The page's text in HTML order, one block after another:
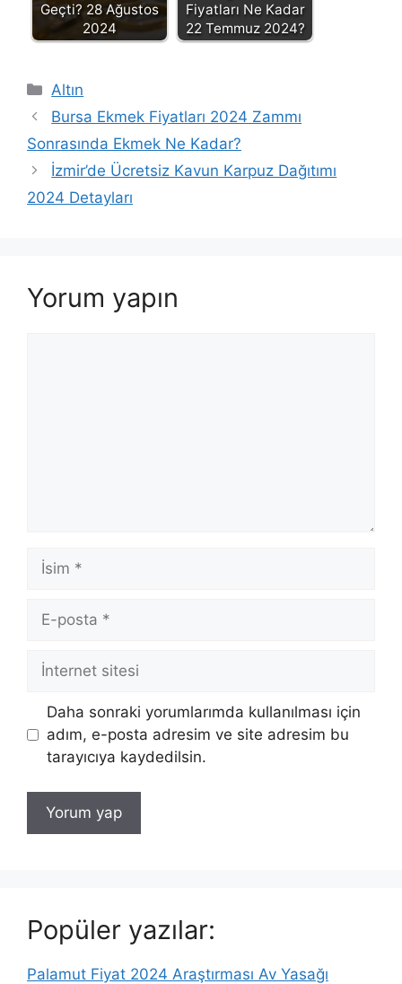
Geçti? 28 Ağustos
2024
Fiyatları Ne Kadar
22 Temmuz 2024?
Kategoriler
Altın
Bursa Ekmek Fiyatları 2024 Zammı
Sonrasında Ekmek Ne Kadar?
İzmir’de Ücretsiz Kavun Karpuz Dağıtımı
2024 Detayları
Yorum yapın
İsim
posta
İnternet
Daha sonraki yorumlarımda kullanılması için
adım, e-posta adresim ve site adresim bu
tarayıcıya kaydedilsin.
Popüler yazılar:
Palamut Fiyat 2024 Araştırması Av Yasağı